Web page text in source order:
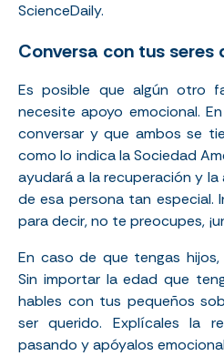
ScienceDaily.
Conversa con tus seres
Es posible que algún otro
necesite apoyo emocional.
conversar y que ambos se
como lo indica laSociedad
ayudará a la recuperación y
de esa persona tan especial.
para decir, no te preocupes,
En caso de que tengas
Sin importar la edad que
hables con tus pequeños
ser querido. Explícales la
pasando y apóyalos